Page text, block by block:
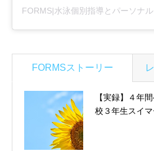
FORMSストーリー
【実録】４年
校３年生スイ